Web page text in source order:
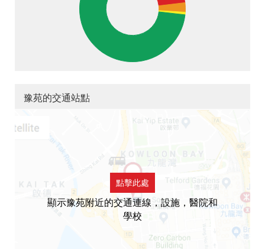
豫苑的交通站點
點擊此處
顯示豫苑附近的交通連線，設施，醫院和
學校